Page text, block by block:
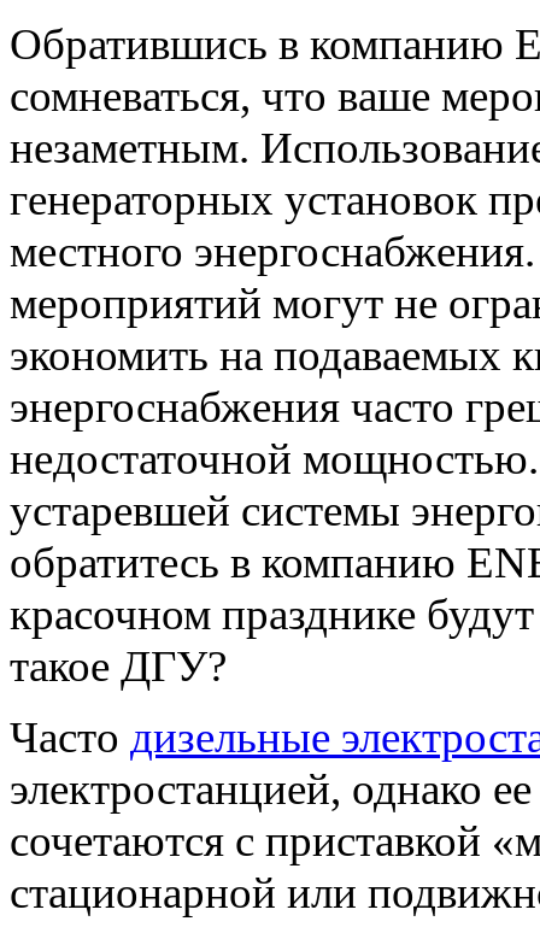
Обратившись в компанию
сомневаться, что ваше
незаметным.
генераторных установок
местного
мероприятий могут не
экономить на подаваемых
энергоснабжения часто
недостаточной
устаревшей системы
обратитесь в компанию
красочном празднике
такое ДГУ?
Часто дизельные
электростанцией, однако
сочетаются с приставкой
стационарной или